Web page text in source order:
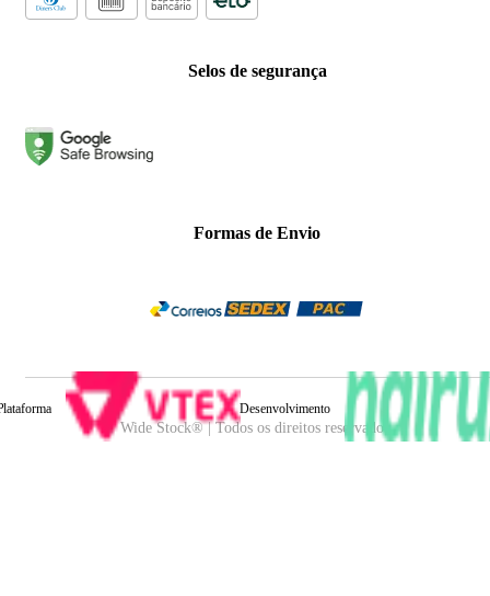
Selos de segurança
Formas de Envio
Wide Stock® | Todos os direitos reservados.
Desenvolvimento